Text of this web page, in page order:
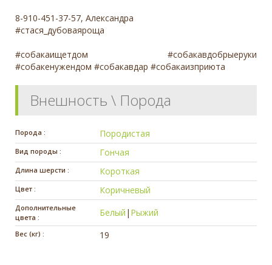
8-910-451-37-57, Александра
#стася_дубоваяроща
#собакаищетдом #собакавдобрыеруки
#собакенужендом #собакавдар #собакаизприюта
Внешность \ Порода
Порода : Породистая
Вид породы : Гончая
Длина шерсти : Короткая
Цвет : Коричневый
Дополнительные
цвета :
Белый | Рыжий
Вес (кг) : 19